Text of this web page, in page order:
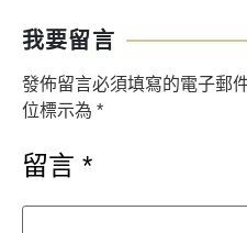
我要留言
發佈留言必須填寫的電子郵
位標示為 *
留言 *